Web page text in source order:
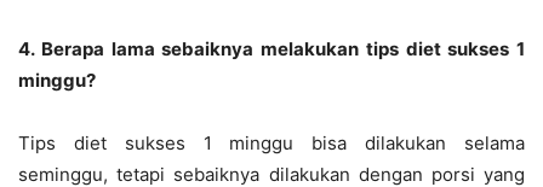
4. Berapa lama sebaiknya melakukan tips diet sukses 1
minggu?
Tips diet sukses 1 minggu bisa dilakukan selama
seminggu, tetapi sebaiknya dilakukan dengan porsi yang